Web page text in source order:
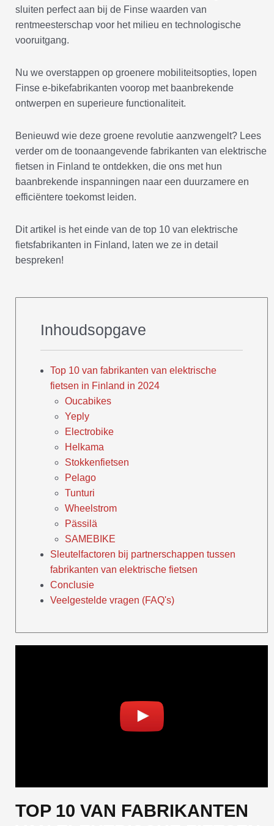
sluiten perfect aan bij de Finse waarden van
rentmeesterschap voor het milieu en technologische
vooruitgang.
Nu we overstappen op groenere mobiliteitsopties, lopen
Finse e-bikefabrikanten voorop met baanbrekende
ontwerpen en superieure functionaliteit.
Benieuwd wie deze groene revolutie aanzwengelt? Lees
verder om de toonaangevende fabrikanten van elektrische
fietsen in Finland te ontdekken, die ons met hun
baanbrekende inspanningen naar een duurzamere en
efficiëntere toekomst leiden.
Dit artikel is het einde van de top 10 van elektrische
fietsfabrikanten in Finland, laten we ze in detail
bespreken!
Inhoudsopgave
Top 10 van fabrikanten van elektrische
fietsen in Finland in 2024
Oucabikes
Yeply
Electrobike
Helkama
Stokkenfietsen
Pelago
Tunturi
Wheelstrom
Pässilä
SAMEBIKE
Sleutelfactoren bij partnerschappen tussen
fabrikanten van elektrische fietsen
Conclusie
Veelgestelde vragen (FAQ's)
TOP 10 VAN FABRIKANTEN